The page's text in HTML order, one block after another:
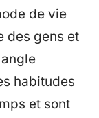
de vie
des gens et
habitudes
et sont